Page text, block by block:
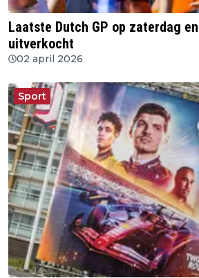
Laatste Dutch GP op zaterdag
uitverkocht
02 april 2026
Sport